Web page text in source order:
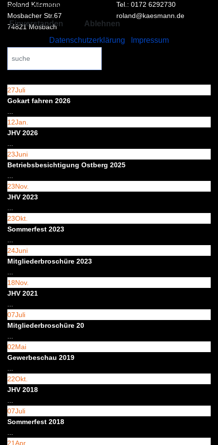
Roland Käsmann
Mosbacher Str.67
74821 Mosbach
Tel.: 0172 6292730
roland@kaesmann.de
...
27Juli
Gokart fahren 2026
12Jan.
JHV 2026
23Juni
Betriebsbesichtigung Ostberg 2025
23Nov.
JHV 2023
23Okt.
Sommerfest 2023
24Juni
Mitgliederbroschüre 2023
18Nov.
JHV 2021
07Juli
Mitgliederbroschüre 20
02Mai
Gewerbeschau 2019
22Okt.
JHV 2018
07Juli
Sommerfest 2018
21Apr.
Datenschutzerklärung.
Einverstanden
Ablehnen
Datenschutzerklärung
Impressum